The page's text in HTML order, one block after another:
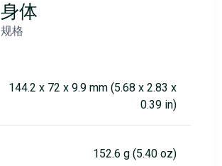
身体
规格
144.2 x 72 x 9.9 mm (5.68 x 2.83 x
0.39 in)
152.6 g (5.40 oz)